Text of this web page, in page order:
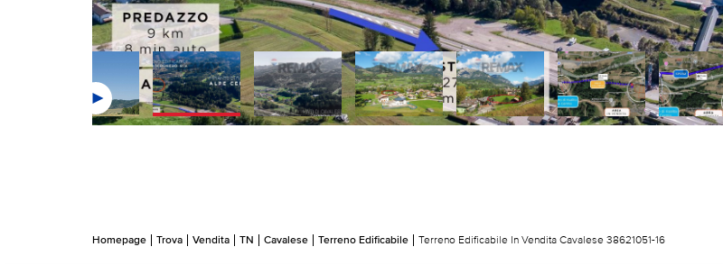
Homepage Trova Vendita TN Cavalese Terreno Edificabile Terreno Edificabile In Vendita Cavalese 38621051-16